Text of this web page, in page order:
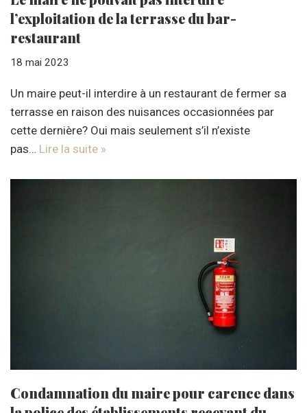
l’exploitation de la terrasse du bar-
restaurant
18 mai 2023
Un maire peut-il interdire à un restaurant de fermer sa
terrasse en raison des nuisances occasionnées par
cette dernière? Oui mais seulement s’il n’existe
pas… Lire la suite »
Condamnation du maire pour carence dans